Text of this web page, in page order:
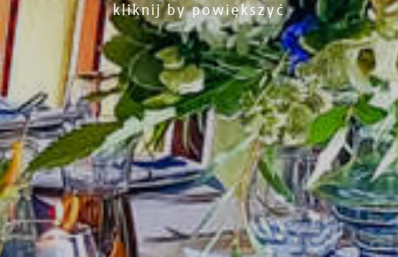
kliknij by powiększyć